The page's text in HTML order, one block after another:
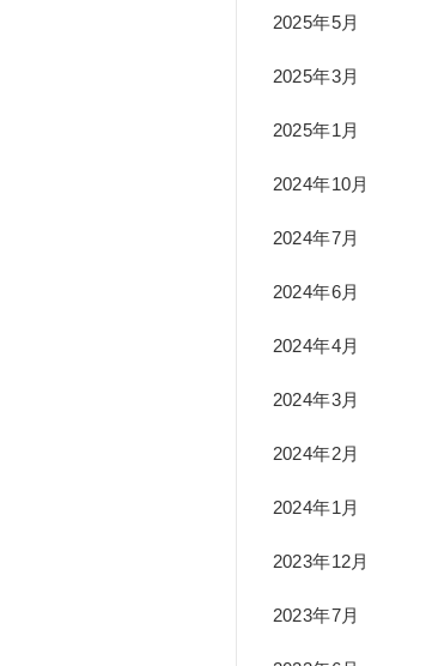
2025年5月
2025年3月
2025年1月
2024年10月
2024年7月
2024年6月
2024年4月
2024年3月
2024年2月
2024年1月
2023年12月
2023年7月